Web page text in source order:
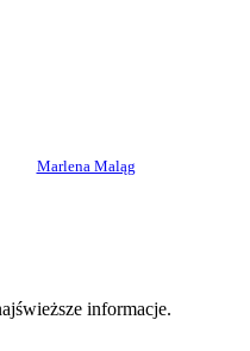
Marlena Maląg
informacje.